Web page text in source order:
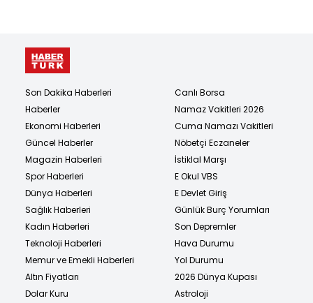
Son Dakika Haberleri
Haberler
Ekonomi Haberleri
Güncel Haberler
Magazin Haberleri
Spor Haberleri
Dünya Haberleri
Sağlık Haberleri
Kadın Haberleri
Teknoloji Haberleri
Memur ve Emekli Haberleri
Altın Fiyatları
Dolar Kuru
Canlı Borsa
Namaz Vakitleri 2026
Cuma Namazı Vakitleri
Nöbetçi Eczaneler
İstiklal Marşı
E Okul VBS
E Devlet Giriş
Günlük Burç Yorumları
Son Depremler
Hava Durumu
Yol Durumu
2026 Dünya Kupası
Astroloji